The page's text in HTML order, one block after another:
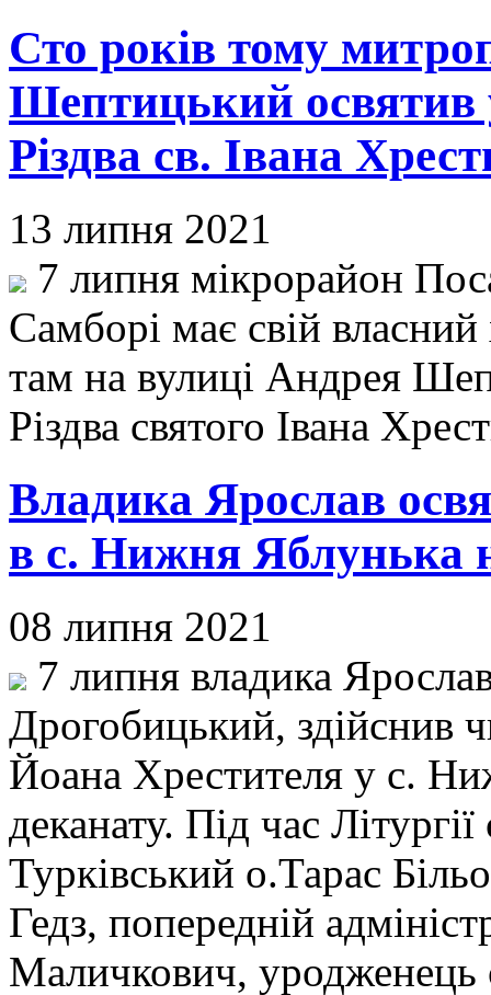
Сто років тому
Шептицький освятив
Різдва св. Івана
13 липня 2021
7 липня мікрорайон
Самборі має свій
там на вулиці Андрея
Різдва святого Івана
Владика Ярослав
в с. Нижня Яблунька
08 липня 2021
7 липня владика
Дрогобицький, здійснив
Йоана Хрестителя у с.
деканату. Під час
Турківський о.Тарас
Гедз, попередній
Маличкович, уродженець